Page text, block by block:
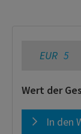
EUR
Wert der
In den